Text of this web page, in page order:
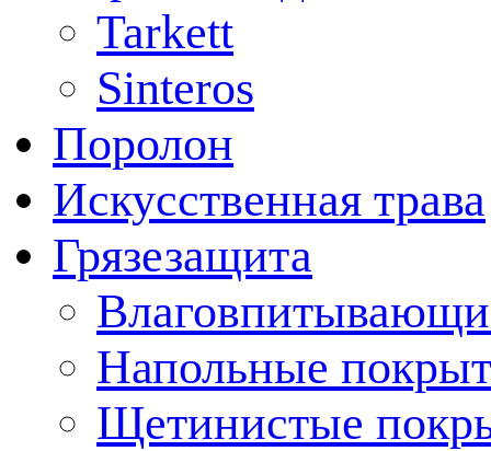
Tarkett
Sinteros
Поролон
Искусственная трава
Грязезащита
Напольные
Щетинистые